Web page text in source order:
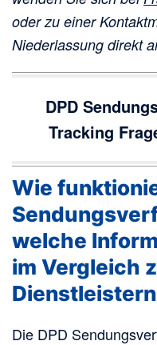
oder zu einer
Niederlassung direkt
DPD
Tracking
Wie
welche
im Vergleich
Die DPD